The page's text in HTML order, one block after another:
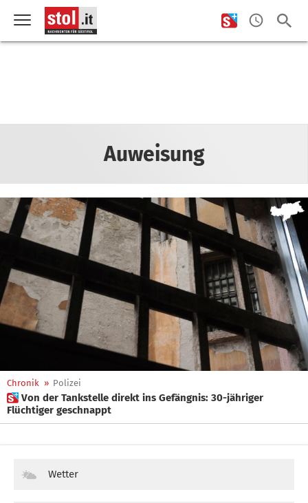
Auweisung
Chronik » Polizei
 Von der Tankstelle direkt ins Gefängnis: 30-jähriger
Flüchtiger geschnappt
Wetter